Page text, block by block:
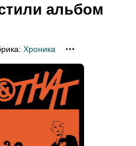
альбом
Хроника